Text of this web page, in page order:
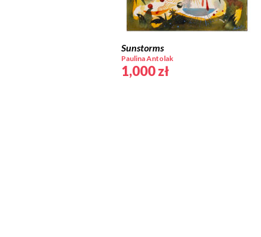
Sunstorms
Paulina Antolak
1,000zł